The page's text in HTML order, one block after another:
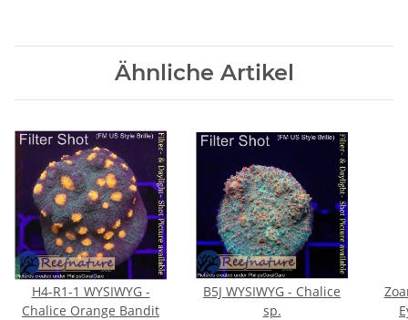
Ähnliche Artikel
H4-R1-1 WYSIWYG -
Chalice Orange Bandit
B5J WYSIWYG - Chalice
sp.